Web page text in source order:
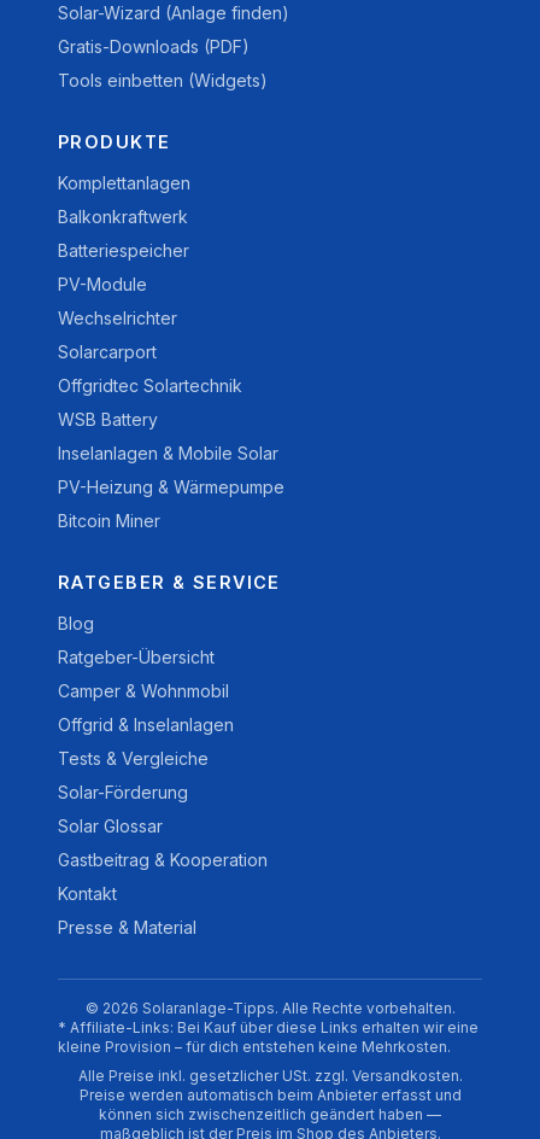
Solar-Wizard (Anlage finden)
Gratis-Downloads (PDF)
Tools einbetten (Widgets)
PRODUKTE
Komplettanlagen
Balkonkraftwerk
Batteriespeicher
PV-Module
Wechselrichter
Solarcarport
Offgridtec Solartechnik
WSB Battery
Inselanlagen & Mobile Solar
PV-Heizung & Wärmepumpe
Bitcoin Miner
RATGEBER & SERVICE
Blog
Ratgeber-Übersicht
Camper & Wohnmobil
Offgrid & Inselanlagen
Tests & Vergleiche
Solar-Förderung
Solar Glossar
Gastbeitrag & Kooperation
Kontakt
Presse & Material
© 2026 Solaranlage-Tipps. Alle Rechte vorbehalten.
* Affiliate-Links: Bei Kauf über diese Links erhalten wir eine
kleine Provision – für dich entstehen keine Mehrkosten.
Alle Preise inkl. gesetzlicher USt. zzgl. Versandkosten.
Preise werden automatisch beim Anbieter erfasst und
können sich zwischenzeitlich geändert haben —
maßgeblich ist der Preis im Shop des Anbieters.